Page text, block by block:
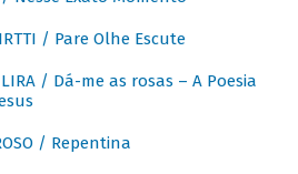
/ Pare Olhe Escute
LIRA / Dá-me as rosas – A Poesia
/ Repentina